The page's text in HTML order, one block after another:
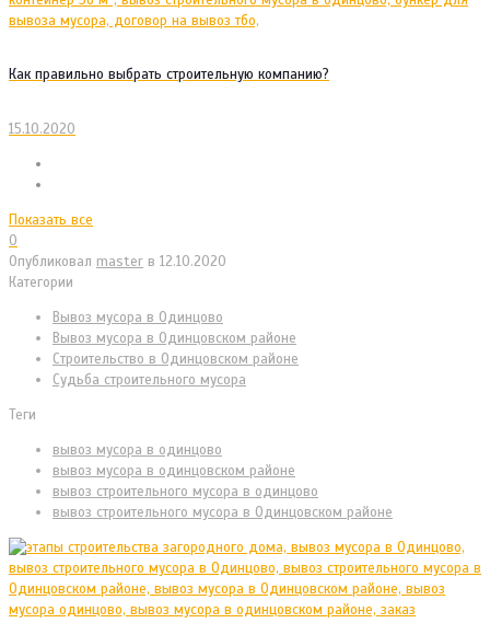
Как правильно выбрать строительную компанию?
15.10.2020
Показать все
0
Опубликовал master в 12.10.2020
Категории
Вывоз мусора в Одинцово
Вывоз мусора в Одинцовском районе
Строительство в Одинцовском районе
Судьба строительного мусора
Теги
вывоз мусора в одинцово
вывоз мусора в одинцовском районе
вывоз строительного мусора в одинцово
вывоз строительного мусора в Одинцовском районе